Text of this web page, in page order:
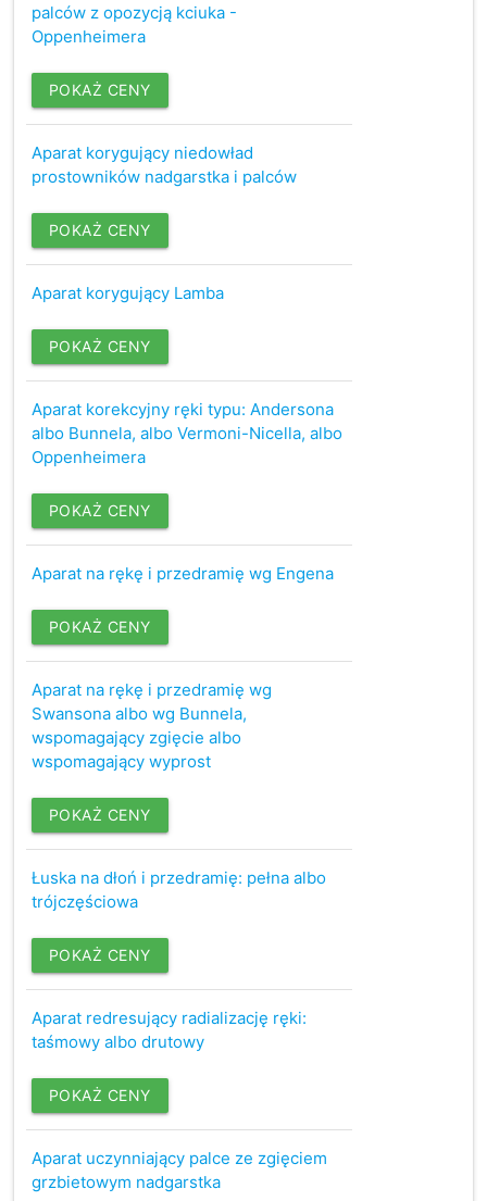
palców z opozycją kciuka -
Oppenheimera
POKAŻ CENY
Aparat korygujący niedowład
prostowników nadgarstka i palców
POKAŻ CENY
Aparat korygujący Lamba
POKAŻ CENY
Aparat korekcyjny ręki typu: Andersona
albo Bunnela, albo Vermoni-Nicella, albo
Oppenheimera
POKAŻ CENY
Aparat na rękę i przedramię wg Engena
POKAŻ CENY
Aparat na rękę i przedramię wg
Swansona albo wg Bunnela,
wspomagający zgięcie albo
wspomagający wyprost
POKAŻ CENY
Łuska na dłoń i przedramię: pełna albo
trójczęściowa
POKAŻ CENY
Aparat redresujący radializację ręki:
taśmowy albo drutowy
POKAŻ CENY
Aparat uczynniający palce ze zgięciem
grzbietowym nadgarstka